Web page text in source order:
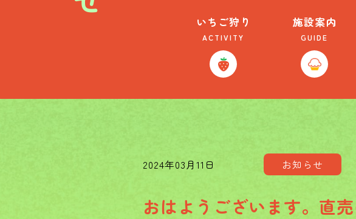
いちご狩り
ACTIVITY
施設案内
GUIDE
2024年03月11日 お知らせ
おはようございます。直